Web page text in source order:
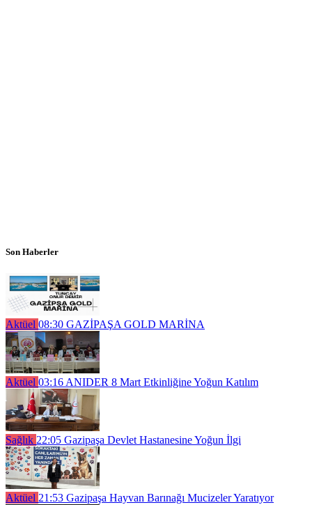
Son Haberler
Aktüel 08:30 GAZİPAŞA GOLD MARİNA
Aktüel 03:16 ANIDER 8 Mart Etkinliğine Yoğun Katılım
Sağlık 22:05 Gazipaşa Devlet Hastanesine Yoğun İlgi
Aktüel 21:53 Gazipaşa Hayvan Barınağı Mucizeler Yaratıyor